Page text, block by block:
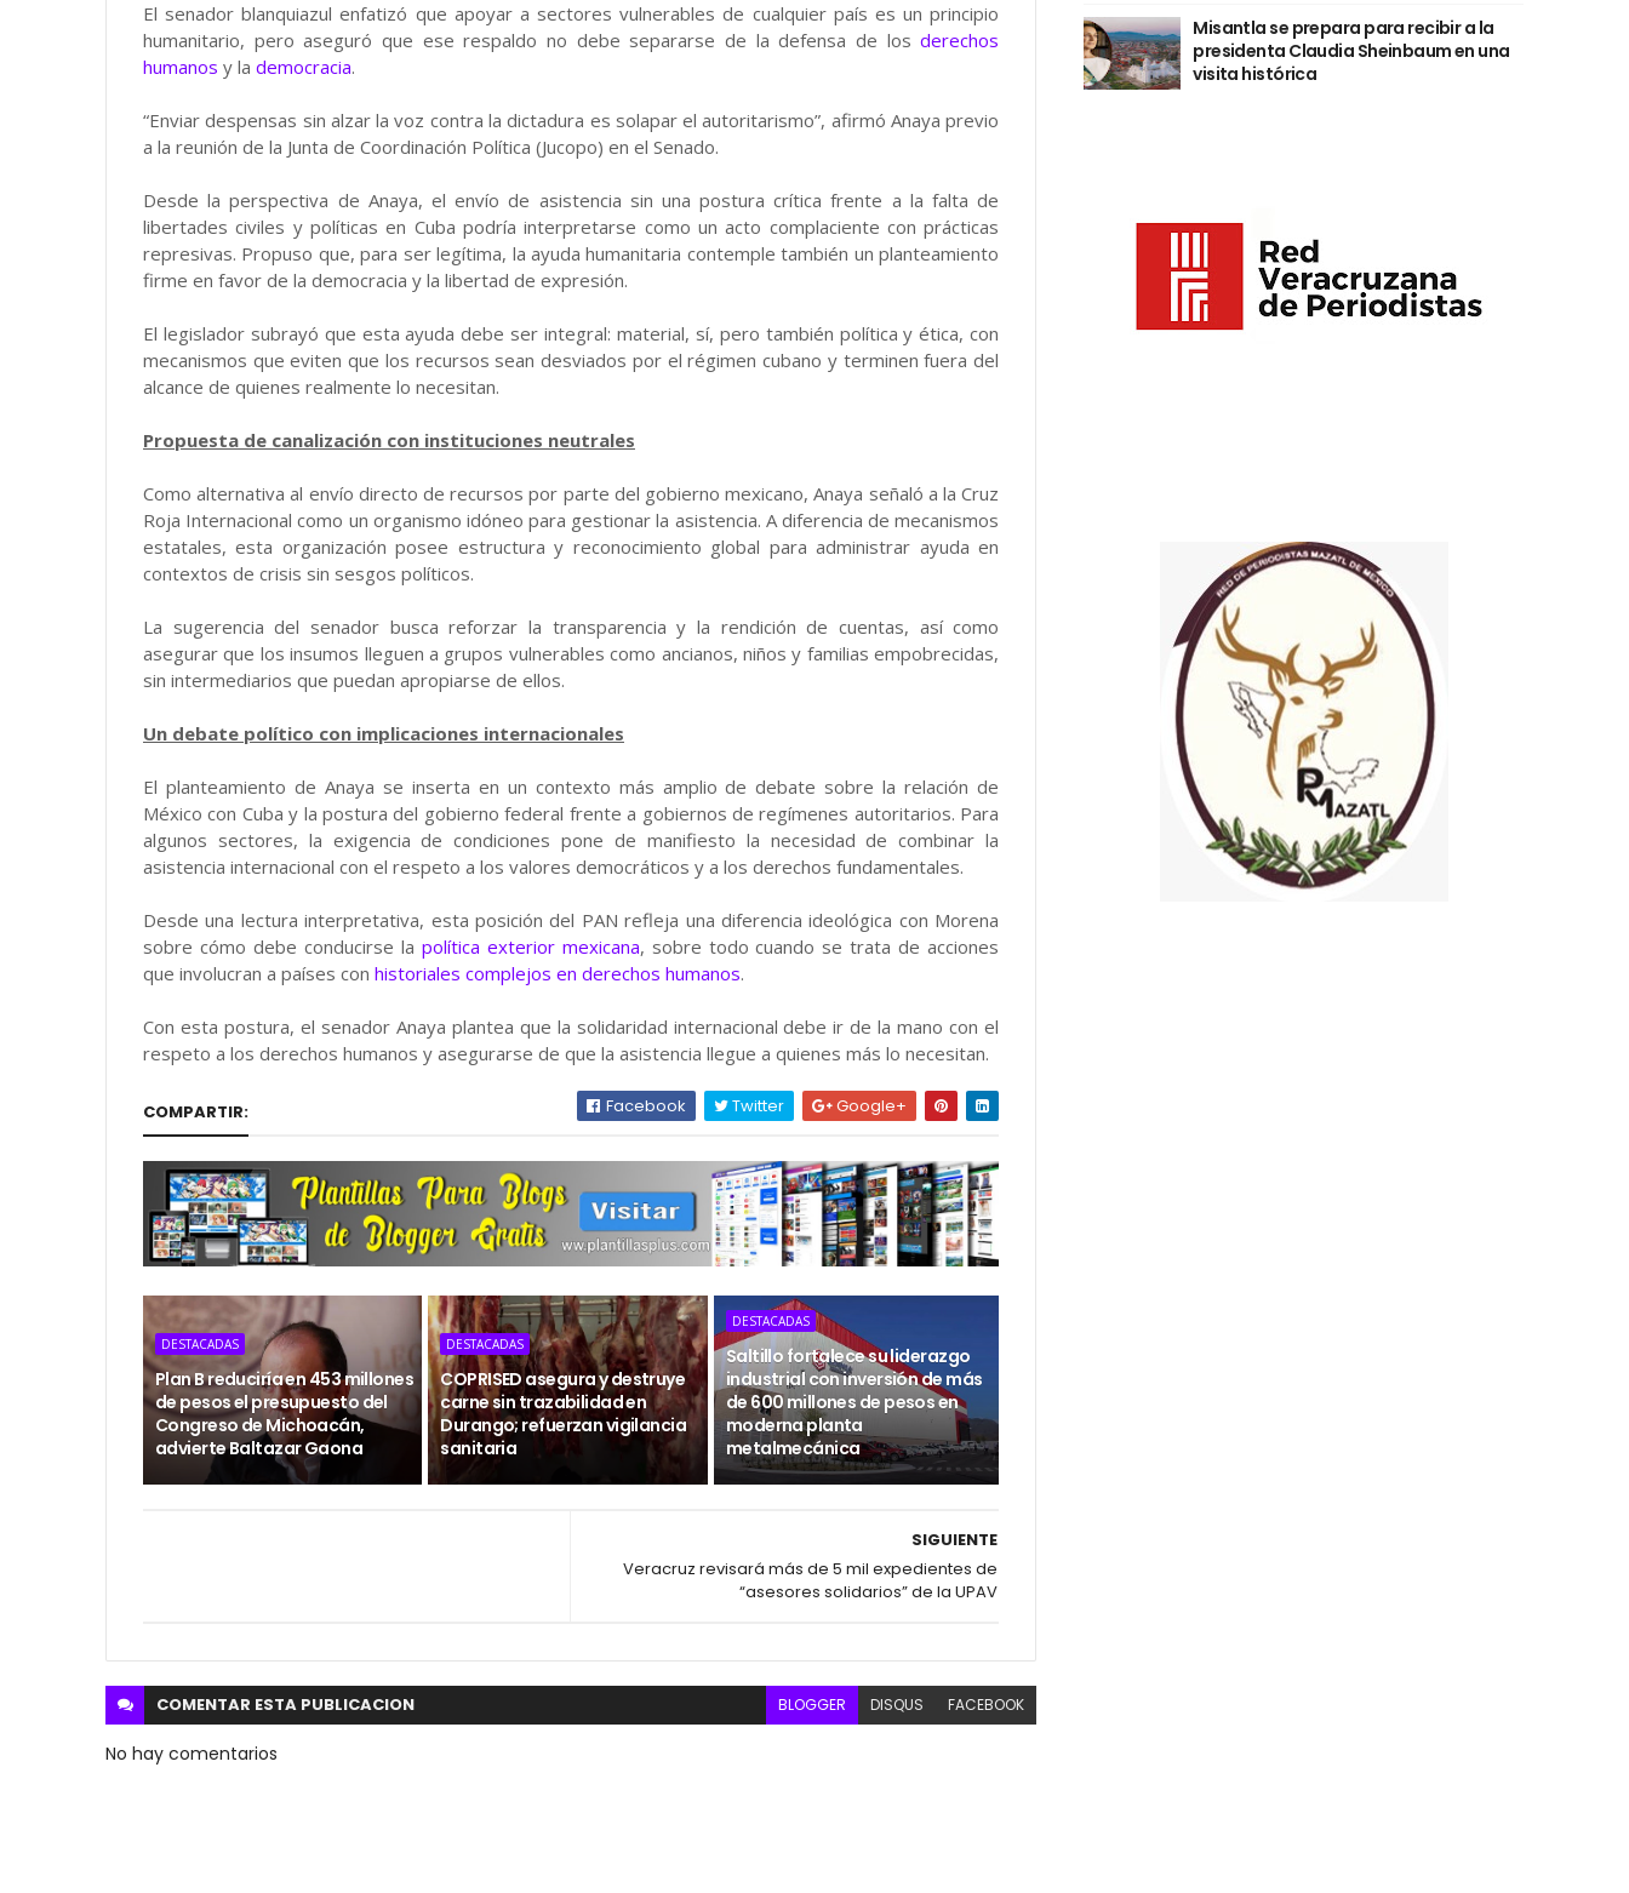
El senador blanquiazul enfatizó que apoyar a sectores vulnerables de cualquier país es un principio
humanitario, pero aseguró que ese respaldo no debe separarse de la defensa de losderechos
humanos y la democracia.
“Enviar despensas sin alzar la voz contra la dictadura es solapar el autoritarismo”, afirmó Anaya previo
a la reunión de la Junta de Coordinación Política (Jucopo) en el Senado.
Desde la perspectiva de Anaya, el envío de asistencia sin una postura crítica frente a la falta de
libertades civiles y políticas en Cuba podría interpretarse como un acto complaciente con prácticas
represivas. Propuso que, para ser legítima, la ayuda humanitaria contemple también un planteamiento
firme en favor de la democracia y la libertad de expresión.
El legislador subrayó que esta ayuda debe ser integral: material, sí, pero también política y ética, con
mecanismos que eviten que los recursos sean desviados por el régimen cubano y terminen fuera del
alcance de quienes realmente lo necesitan.
Propuesta de canalización con instituciones neutrales
Como alternativa al envío directo de recursos por parte del gobierno mexicano, Anaya señaló a la Cruz
Roja Internacional como un organismo idóneo para gestionar la asistencia. A diferencia de mecanismos
estatales, esta organización posee estructura y reconocimiento global para administrar ayuda en
contextos de crisis sin sesgos políticos.
La sugerencia del senador busca reforzar la transparencia y la rendición de cuentas, así como
asegurar que los insumos lleguen a grupos vulnerables como ancianos, niños y familias empobrecidas,
sin intermediarios que puedan apropiarse de ellos.
Un debate político con implicaciones internacionales
El planteamiento de Anaya se inserta en un contexto más amplio de debate sobre la relación de
México con Cuba y la postura del gobierno federal frente a gobiernos de regímenes autoritarios. Para
algunos sectores, la exigencia de condiciones pone de manifiesto la necesidad de combinar la
asistencia internacional con el respeto a los valores democráticos y a los derechos fundamentales.
Desde una lectura interpretativa, esta posición del PAN refleja una diferencia ideológica con Morena
sobre cómo debe conducirse la política exterior mexicana, sobre todo cuando se trata de acciones
que involucran a países con historiales complejos en derechos humanos.
Con esta postura, el senador Anaya plantea que la solidaridad internacional debe ir de la mano con el
respeto a los derechos humanos y asegurarse de que la asistencia llegue a quienes más lo necesitan.
COMPARTIR: Facebook Twitter Google+
DESTACADAS
Plan B reduciría en 453 millones
de pesos el presupuesto del
Congreso de Michoacán,
advierte Baltazar Gaona
DESTACADAS
COPRISED asegura y destruye
carne sin trazabilidad en
Durango; refuerzan vigilancia
sanitaria
DESTACADAS
Saltillo fortalece su liderazgo
industrial con inversión de más
de 600 millones de pesos en
moderna planta
metalmecánica
SIGUIENTE
Veracruz revisará más de 5 mil expedientes de
“asesores solidarios” de la UPAV
COMENTAR ESTA PUBLICACION BLOGGER DISQUS FACEBOOK
No hay comentarios
Misantla se prepara para recibir a la
presidenta Claudia Sheinbaum en una
visita histórica